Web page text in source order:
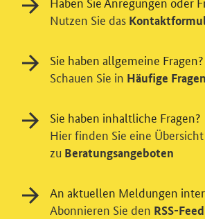
Nutzen Sie das
Sie haben allgemeine Fragen?
Schauen Sie in Häufige Fragen
Sie haben inhaltliche Fragen?
Hier finden Sie eine Übersicht
zu Beratungsangeboten
An aktuellen Meldungen
Abonnieren Sie den RSS-Feed